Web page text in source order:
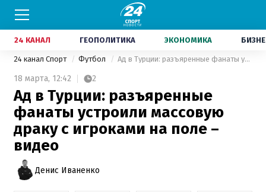
24 КАНАЛ ГЕОПОЛИТИКА ЭКОНОМИКА
24 канал Спорт Футбол Ад в Турции: разъяренные фанаты устроили массовую драку с игроками на поле – видео
18 марта, 12:42 2
Ад в Турции: разъяренные
фанаты устроили массовую
драку с игроками на поле –
видео
Денис Иваненко